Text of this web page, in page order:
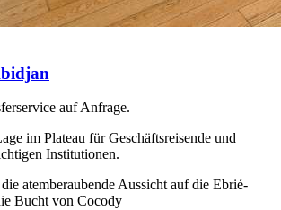
auf Anfrage.
im Plateau für Geschäftsreisende und
Institutionen.
atemberaubende Aussicht auf die Ebrié-
Bucht von Cocody